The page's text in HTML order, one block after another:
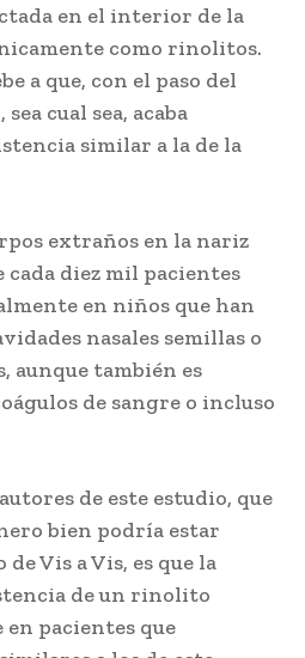
en el interior de la
como rinolitos.
a que, con el paso del
cual sea, acaba
similar a la de la
extraños en la nariz
cada diez mil pacientes
en niños que han
nasales semillas o
aunque también es
de sangre o incluso
de este estudio, que
bien podría estar
Vis a Vis, es que la
de un rinolito
pacientes que